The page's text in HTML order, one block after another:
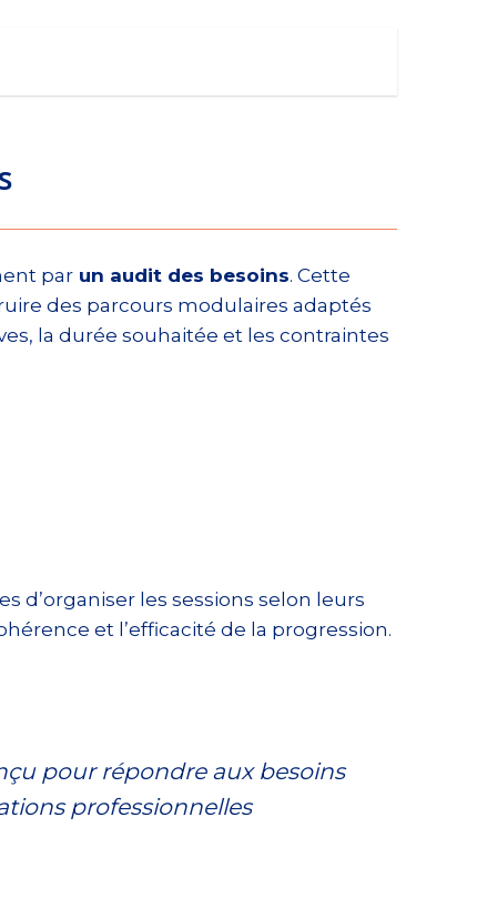
par un audit des besoins. Cette
des parcours modulaires adaptés
la durée souhaitée et les contraintes
d’organiser les sessions selon leurs
et l’efficacité de la progression.
pour répondre aux besoins
professionnelles